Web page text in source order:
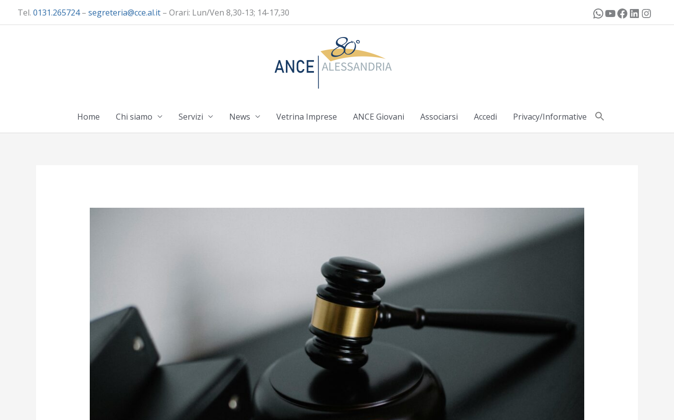
Tel. 0131.265724– segreteria@cce.al.it – Orari: Lun/Ven 8,30-13; 14-17,30
Home Chi siamo Servizi News Vetrina Imprese ANCE Giovani Associarsi Accedi Privacy/Informative